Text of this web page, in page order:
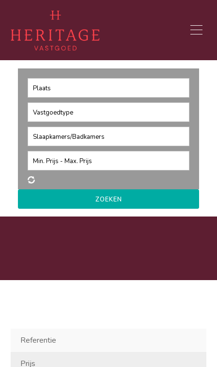
Plaats
Vastgoedtype
Slaapkamers/Badkamers
Min. Prijs -Max. Prijs
Referentie
Prijs